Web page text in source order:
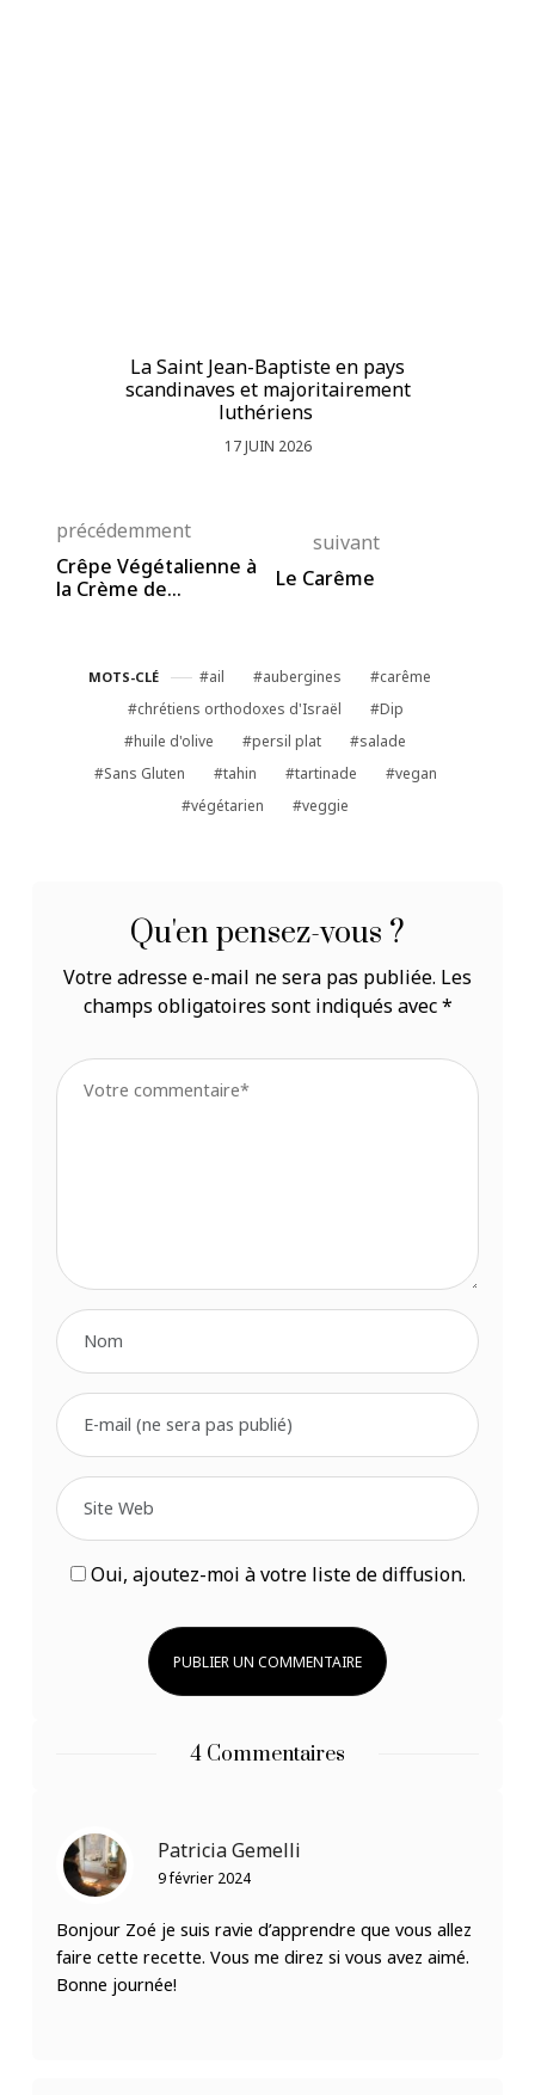
La Saint Jean-Baptiste en pays
scandinaves et majoritairement
luthériens
17 JUIN 2026
précédemment
Crêpe Végétalienne à
la Crème de
suivant
Le Carême
MOTS-CLÉ ail aubergines
carême
chrétiens orthodoxes d'Israël
Dip
huile d'olive
persil plat
salade
Sans Gluten
tahin tartinade
vegan
végétarien
veggie
Qu'en pensez-vous ?
Votre adresse e-mail ne sera pas publiée. Les
champs obligatoires sont indiqués avec*
Oui, ajoutez-moi à votre liste de diffusion.
4 Commentaires
Patricia Gemelli
9 février 2024
Bonjour Zoé je suis ravie d’apprendre que vous allez
faire cette recette. Vous me direz si vous avez aimé.
Bonne journée!